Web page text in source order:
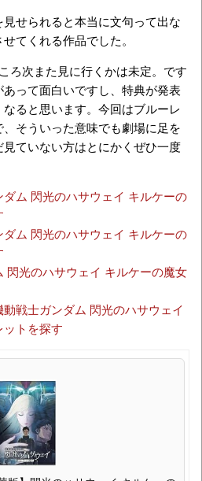
せられると本当に文句って出な
てくれる作品でした。
ろ次また見に行くかは未定。です
って面白いですし、特典が発表
ると思います。今回はブルーレ
そういった意味でも劇場に足を
ていない方はとにかくぜひ一度
ム 閃光のハサウェイ キルケーの
ム 閃光のハサウェイ キルケーの
光のハサウェイ キルケーの魔女
戦士ガンダム 閃光のハサウェイ
トを探す